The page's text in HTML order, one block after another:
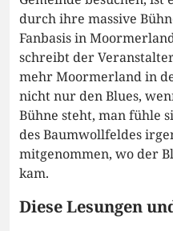
durch ihre massive
Fanbasis in
schreibt der
mehr Moormerland in
nicht nur den Blues,
Bühne steht, man fühle
des Baumwollfeldes
mitgenommen, wo der
kam.
Diese Lesungen